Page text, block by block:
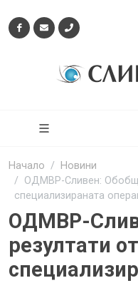
Начало
Новини
ОДМВР-Сливен:
специализираната
ОДМВР-
резултати от